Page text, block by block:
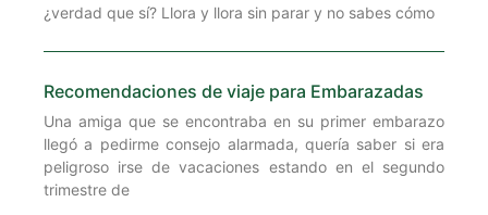
¿verdad que sí? Llora y llora sin parar y no sabes cómo
Recomendaciones de viaje para Embarazadas
Una amiga que se encontraba en su primer embarazo
llegó a pedirme consejo alarmada, quería saber si era
peligroso irse de vacaciones estando en el segundo
trimestre de